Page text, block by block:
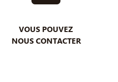
VOUS POUVEZ
NOUS CONTACTER